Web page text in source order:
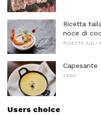
Ricetta
noce di
RICETTE AGLI
Capesante
CENA
Users choice